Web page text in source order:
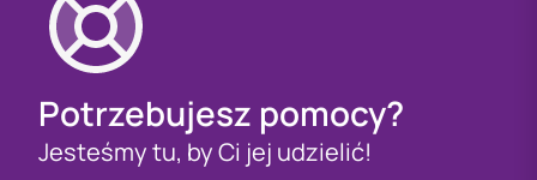
Potrzebujesz pomocy?
Jesteśmy tu, by Ci jej udzielić!